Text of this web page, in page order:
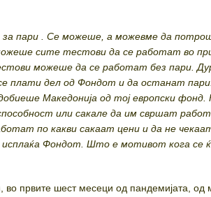
за пари . Се можеше, а можевме да
сите тестови да се работат во
можеше да се работат без пари.
плати дел од Фондот и да останат
Македонија од тој европски фонд.
или сакале да им свршат
по какви сакаат цени и да не
Фондот. Што е мотивот кога се
во првите шест месеци од пандемијата, од